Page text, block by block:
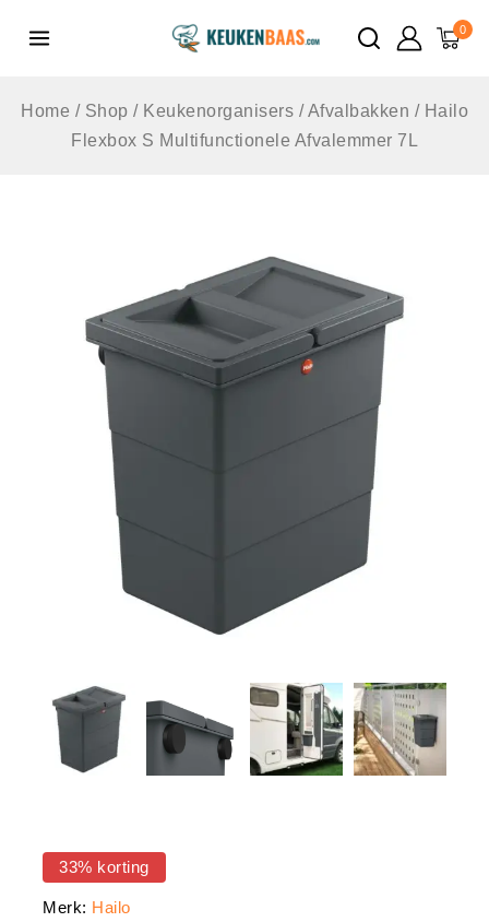
inhoud
0
Home / Shop / Keukenorganisers / Afvalbakken / Hailo
Flexbox S Multifunctionele Afvalemmer 7L
33% korting
Merk: Hailo